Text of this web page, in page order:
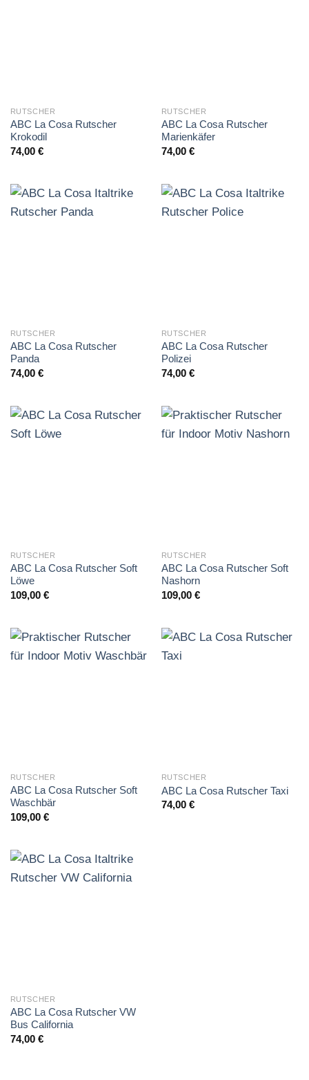
RUTSCHER
ABC La Cosa Rutscher
Krokodil
74,00 €
RUTSCHER
ABC La Cosa Rutscher
Marienkäfer
74,00 €
RUTSCHER
ABC La Cosa Rutscher
Panda
74,00 €
RUTSCHER
ABC La Cosa Rutscher
Polizei
74,00 €
RUTSCHER
ABC La Cosa Rutscher Soft
Löwe
109,00 €
RUTSCHER
ABC La Cosa Rutscher Soft
Nashorn
109,00 €
RUTSCHER
ABC La Cosa Rutscher Soft
Waschbär
109,00 €
RUTSCHER
ABC La Cosa Rutscher Taxi
74,00 €
RUTSCHER
ABC La Cosa Rutscher VW
Bus California
74,00 €